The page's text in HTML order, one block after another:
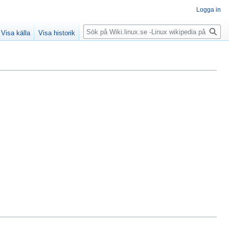
Logga in
Visa källa Visa historik Sök